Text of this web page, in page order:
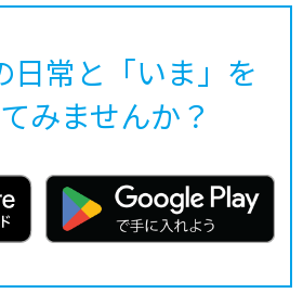
日常と「いま」を
みませんか？